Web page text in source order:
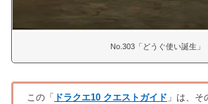
No.303「どうぐ使い誕生」
この「 ドラクエ10 クエストガイド 」は、そ